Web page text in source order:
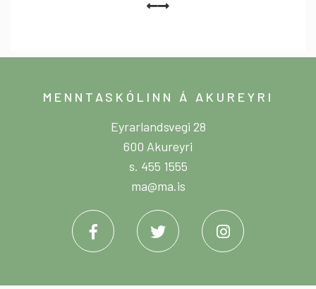
MENNTASKÓLINN Á AKUREYRI
Eyrarlandsvegi 28
600 Akureyri
s. 455 1555
ma@ma.is